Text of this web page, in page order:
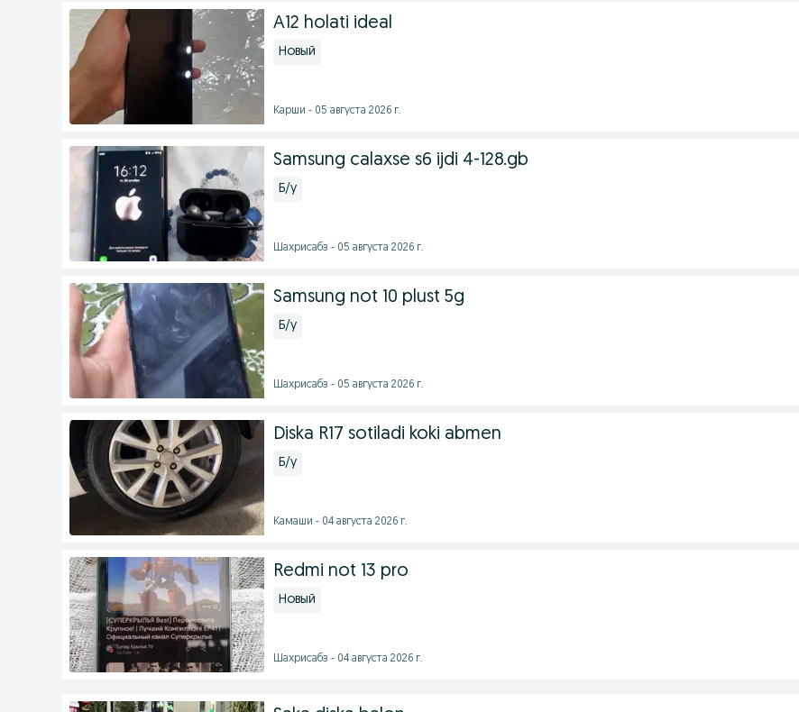
A12 holati ideal
Новый
Карши - 05 августа 2026 г.
Samsung calaxse s6 ijdi 4-128.gb
Б/у
Шахрисабз - 05 августа 2026 г.
Samsung not 10 plust 5g
Б/у
Шахрисабз - 05 августа 2026 г.
Diska R17 sotiladi koki abmen
Б/у
Камаши - 04 августа 2026 г.
Redmi not 13 pro
Новый
Шахрисабз - 04 августа 2026 г.